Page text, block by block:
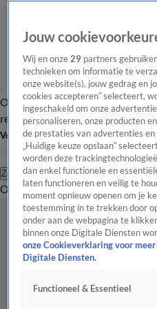
Overzicht Laatste nieuws Regionieuws
redactie
Volg Hart van Nederland
Zoeken
OverzichtRegioUitzendingen
Jouw
Wij en onze29 partners
technieken om informatie te
onze website(s), jouw gedrag en
cookies accepteren” selecteert,
ingeschakeld om onze
personaliseren, onze producten
de prestaties van advertenties
„Huidige keuze opslaan”
worden deze
dan enkel functionele en
laten functioneren en veilig te
moment opnieuw openen om je
toestemming in te trekken door
onder aan de webpagina te
binnen onze Digitale Diensten
onze Cookieverklaring voor
Digitale Diensten.
Functioneel & Essentieel